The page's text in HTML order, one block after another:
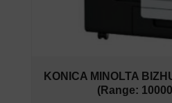
KONICA MINOLTA
(Range: